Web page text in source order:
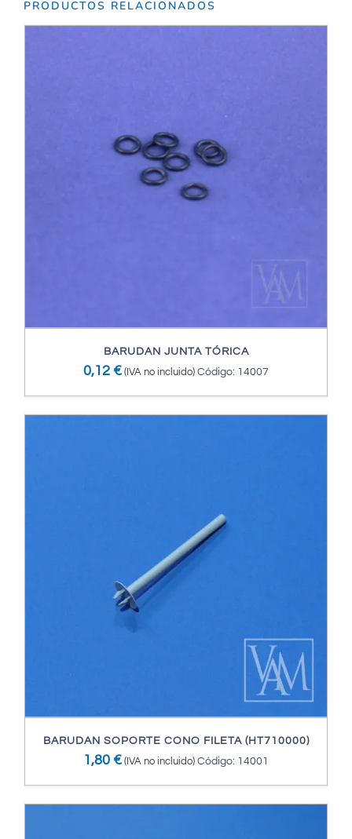
PRODUCTOS RELACIONADOS
BARUDAN JUNTA TÓRICA
0,12 € (IVA no incluido) Código: 14007
BARUDAN SOPORTE CONO FILETA (HT710000)
1,80 € (IVA no incluido) Código: 14001